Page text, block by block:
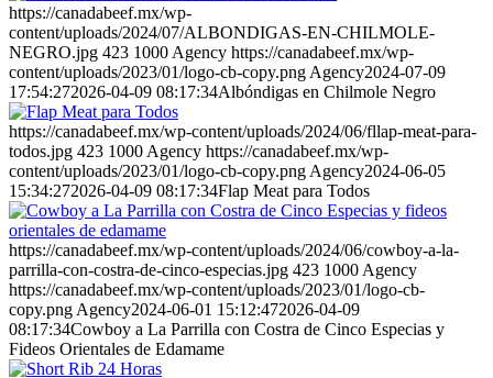
https://canadabeef.mx/wp-
content/uploads/2024/07/ALBONDIGAS-EN-CHILMOLE-
NEGRO.jpg 423 1000 Agency https://canadabeef.mx/wp-
content/uploads/2023/01/logo-cb-copy.png Agency2024-07-09
17:54:272026-04-09 08:17:34Albóndigas en Chilmole Negro
https://canadabeef.mx/wp-content/uploads/2024/06/fllap-meat-para-
todos.jpg 423 1000 Agency https://canadabeef.mx/wp-
content/uploads/2023/01/logo-cb-copy.png Agency2024-06-05
15:34:272026-04-09 08:17:34Flap Meat para Todos
https://canadabeef.mx/wp-content/uploads/2024/06/cowboy-a-la-
parrilla-con-costra-de-cinco-especias.jpg 423 1000 Agency
https://canadabeef.mx/wp-content/uploads/2023/01/logo-cb-
copy.png Agency2024-06-01 15:12:472026-04-09
08:17:34Cowboy a La Parrilla con Costra de Cinco Especias y
Fideos Orientales de Edamame